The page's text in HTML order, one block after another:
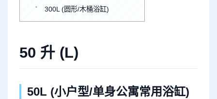
300L (圆形/木桶浴缸)
50 升 (L)
50L (小户型/单身公寓常用浴缸)